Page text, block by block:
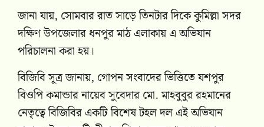
জানা যায়, সোমবার রাত সাড়ে তিনটার দিকে কুমিল্লা সদর
দক্ষিণ উপজেলার ধনপুর মাঠ এলাকায় এ অভিযান
পরিচালনা করা হয়।
বিজিবি সূত্র জানায়, গোপন সংবাদের ভিত্তিতে যশপুর
বিওপি কমান্ডার নায়েব সুবেদার মো. মাহবুবুর রহমানের
নেতৃত্বে বিজিবির একটি বিশেষ টহল দল এই অভিযান